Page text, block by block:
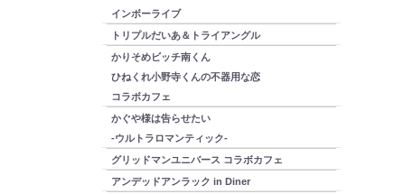
インボーライブ
トリプルだいあ＆トライアングル
かりそめビッチ南くん
ひねくれ小野寺くんの不器用な恋
コラボカフェ
かぐや様は告らせたい
-ウルトラロマンティック-
グリッドマンユニバース コラボカフェ
アンデッドアンラック in Diner